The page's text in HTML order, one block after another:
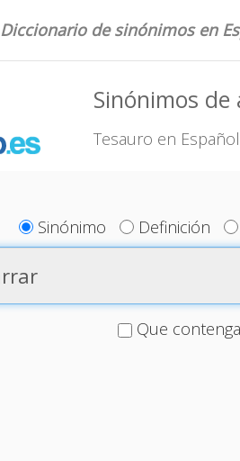
Diccionario de sinónimos en
Sinónimos
Tesauro en
Sinónimo Definición
Que contenga